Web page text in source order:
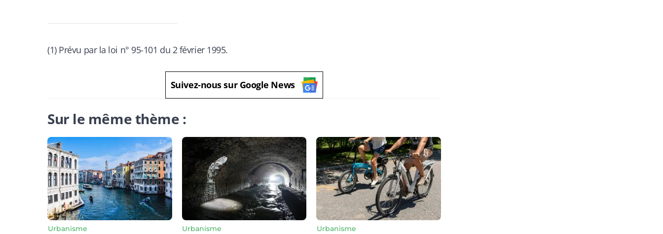
(1) Prévu par la loi n° 95-101 du 2 février 1995.
Suivez-nous sur Google News
Sur le même thème :
Urbanisme Urbanisme Urbanisme